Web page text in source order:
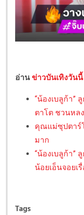
อ่านข่าวบันเทิงวันนี้
“น้องเบลูก้า”
ตาโต ชวนหล
คุณแม่ซุปตาร์
มาก
“น้องเบลูก้า”
น้อยเอ็นจอยเรื่
Tags